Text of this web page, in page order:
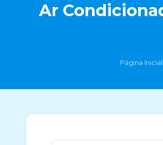
Ar
Página Inicial